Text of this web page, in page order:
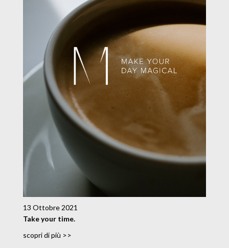
13 Ottobre 2021
Take your time.
scopri di più >>